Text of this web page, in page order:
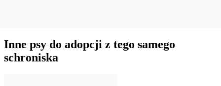
Inne psy do adopcji z tego samego
schroniska